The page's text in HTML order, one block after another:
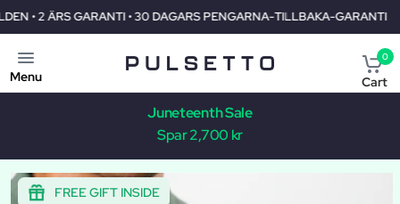
GARANTI GRATIS FRAKT ÖVER HELA VARLDEN • 2
Menu
0
Cart
Juneteenth Sale
Spar 2,700 kr
FREE GIFT INSIDE